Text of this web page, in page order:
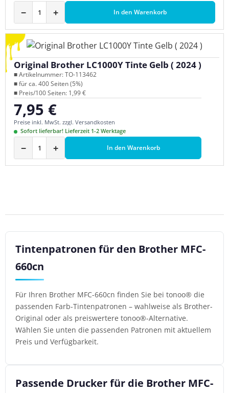
− + In den Warenkorb
Original Brother LC1000Y Tinte Gelb ( 2024 )
■ Artikelnummer: TO-113462
■ für ca. 400 Seiten (5%)
■ Preis/100 Seiten: 1,99 €
Regulärer Preis:
7,95 €
Preise inkl. MwSt. zzgl. Versandkosten
Sofort lieferbar! Lieferzeit 1-2 Werktage
− + In den Warenkorb
Tintenpatronen für den Brother MFC-
660cn
Für Ihren Brother MFC-660cn finden Sie bei tonoo® die
passenden Farb-Tintenpatronen – wahlweise als Brother-
Original oder als preiswertere tonoo®-Alternative.
Wählen Sie unten die passenden Patronen mit aktuellem
Preis und Verfügbarkeit.
Passende Drucker für die Brother MFC-